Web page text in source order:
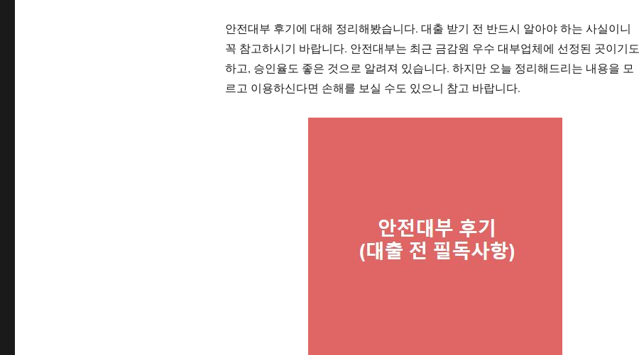
안전대부 후기에 대해 정리해봤습니다. 대출 받기 전 반드시 알아야 하는 사실이니
꼭 참고하시기 바랍니다. 안전대부는 최근 금감원 우수 대부업체에 선정된 곳이기도
하고, 승인율도 좋은 것으로 알려져 있습니다. 하지만 오늘 정리해드리는 내용을 모
르고 이용하신다면 손해를 보실 수도 있으니 참고 바랍니다.